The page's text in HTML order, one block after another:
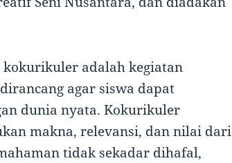
adalah kegiatan
agar siswa dapat
dunia nyata. Kokurikuler
makna, relevansi, dan nilai dari
tidak sekadar dihafal,